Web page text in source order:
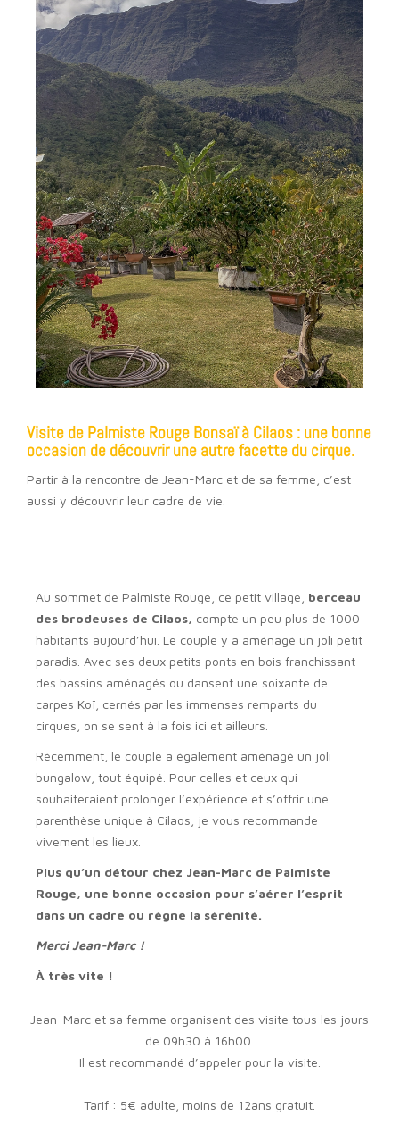
Visite de Palmiste Rouge Bonsaï à Cilaos : une bonne
occasion de découvrir une autre facette du cirque.
Partir à la rencontre de Jean-Marc et de sa femme, c’est
aussi y découvrir leur cadre de vie.
Au sommet de Palmiste Rouge, ce petit village, berceau
des brodeuses de Cilaos, compte un peu plus de 1000
habitants aujourd’hui. Le couple y a aménagé un joli petit
paradis. Avec ses deux petits ponts en bois franchissant
des bassins aménagés ou dansent une soixante de
carpes Koï, cernés par les immenses remparts du
cirques, on se sent à la fois ici et ailleurs.
Récemment, le couple a également aménagé un joli
bungalow, tout équipé. Pour celles et ceux qui
souhaiteraient prolonger l’expérience et s’offrir une
parenthèse unique à Cilaos, je vous recommande
vivement les lieux.
Plus qu’un détour chez Jean-Marc de Palmiste
Rouge, une bonne occasion pour s’aérer l’esprit
dans un cadre ou règne la sérénité.
Merci Jean-Marc !
À très vite !
Jean-Marc et sa femme organisent des visite tous les jours
de 09h30 à 16h00.
Il est recommandé d’appeler pour la visite.
Tarif : 5€ adulte, moins de 12ans gratuit.